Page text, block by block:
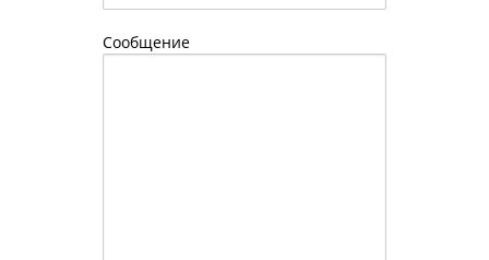
Сообщение